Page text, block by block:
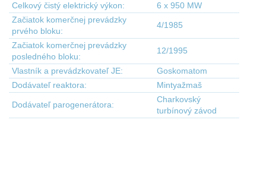
Celkový čistý elektrický výkon:
6 x 950 MW
Začiatok komerčnej prevádzky
prvého bloku:
4/1985
Začiatok komerčnej prevádzky
posledného bloku:
12/1995
Vlastník a prevádzkovateľ JE:
Goskomatom
Dodávateľ reaktora:
Mintyažmaš
Dodávateľ parogenerátora:
Charkovský
turbínový závod